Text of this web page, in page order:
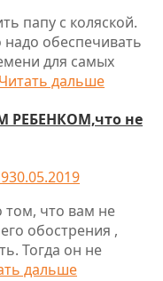
папу с коляской.
обеспечивать
для самых
Читать дальше
РЕБЕНКОМ,что не
30.05.2019
том, что вам не
обострения ,
Тогда он не
дальше